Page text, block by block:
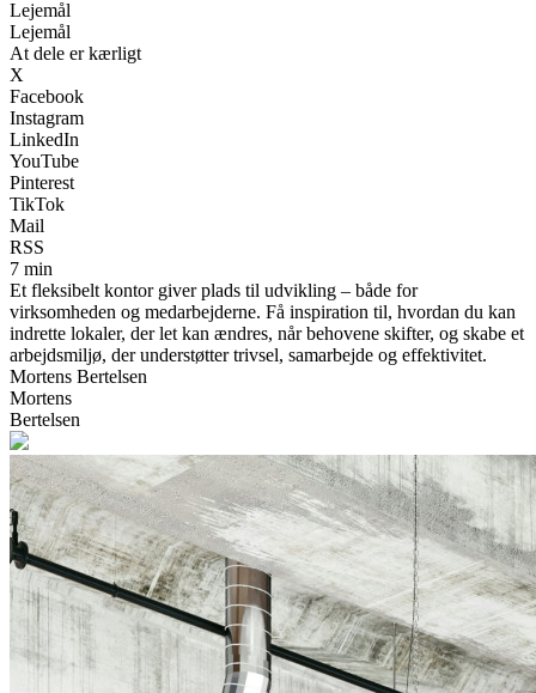
Lejemål
Lejemål
At dele er kærligt
X
Facebook
Instagram
LinkedIn
YouTube
Pinterest
TikTok
Mail
RSS
7 min
Et fleksibelt kontor giver plads til udvikling – både for
virksomheden og medarbejderne. Få inspiration til, hvordan du kan
indrette lokaler, der let kan ændres, når behovene skifter, og skabe et
arbejdsmiljø, der understøtter trivsel, samarbejde og effektivitet.
Mortens Bertelsen
Mortens
Bertelsen